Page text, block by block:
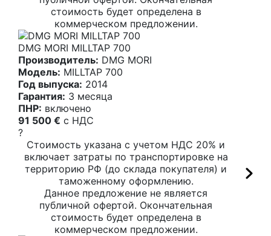
стоимость будет определена в
коммерческом предложении.
DMG MORI MILLTAP 700
Производитель: DMG MORI
Модель: MILLTAP 700
Год выпуска: 2014
Гарантия: 3 месяца
ПНР: включено
91 500 € c НДС
?
Стоимость указана с учетом НДС 20% и
включает затраты по транспортировке на
территорию РФ (до склада покупателя) и
таможенному оформлению.
Данное предложение не является
публичной офертой. Окончательная
стоимость будет определена в
коммерческом предложении.